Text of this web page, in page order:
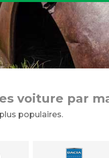
voiture par
populaires.